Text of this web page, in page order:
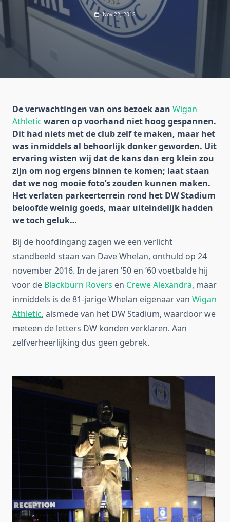
Nov 22, 2018
De verwachtingen van ons bezoek aan Wigan
Athletic waren op voorhand niet hoog gespannen.
Dit had niets met de club zelf te maken, maar het
was inmiddels al behoorlijk donker geworden. Uit
ervaring wisten wij dat de kans dan erg klein zou
zijn om nog ergens binnen te komen; laat staan
dat we nog mooie foto’s zouden kunnen maken.
Het verlaten parkeerterrein rond het DW Stadium
beloofde weinig goeds, maar uiteindelijk hadden
we toch geluk…
Bij de hoofdingang zagen we een verlicht
standbeeld staan van Dave Whelan, onthuld op 24
november 2016. In de jaren ’50 en ’60 voetbalde hij
voor de Blackburn Rovers en Crewe Alexandra, maar
inmiddels is de 81-jarige Whelan eigenaar van Wigan
Athletic, alsmede van het DW Stadium, waardoor we
meteen de letters DW konden verklaren. Aan
zelfverheerlijking dus geen gebrek.